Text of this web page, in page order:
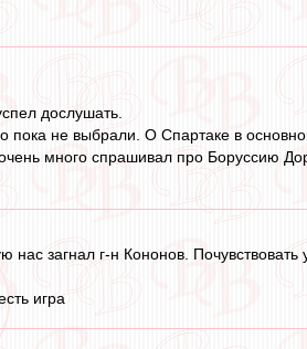
дослушать.
пока не выбрали. О Спартаке в
много спрашивал про Боруссию
загнал г-н Кононов. Почувствовать
игра